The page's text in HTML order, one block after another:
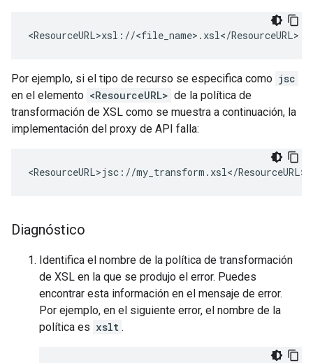
Por ejemplo, si el tipo de recurso se especifica como jsc
en el elemento <ResourceURL> de la política de
transformación de XSL como se muestra a continuación, la
implementación del proxy de API falla:
Diagnóstico
Identifica el nombre de la política de transformación
de XSL en la que se produjo el error. Puedes
encontrar esta información en el mensaje de error.
Por ejemplo, en el siguiente error, el nombre de la
política es xslt .